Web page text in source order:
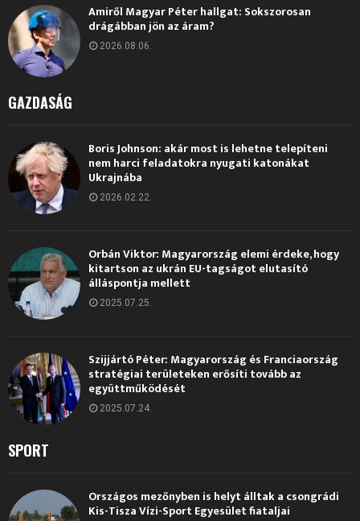
Amiről Magyar Péter hallgat: Sokszorosan
drágábban jön az áram?
2026.08.06.
GAZDASÁG
Boris Johnson: akár most is lehetne telepíteni
nem harci feladatokra nyugati katonákat
Ukrajnába
2026.02.22.
Orbán Viktor: Magyarország elemi érdeke, hogy
kitartson az ukrán EU-tagságot elutasító
álláspontja mellett
2025.07.25.
Szijjártó Péter: Magyarország és Franciaország
stratégiai területeken erősíti tovább az
együttműködését
2025.07.24.
SPORT
Országos mezőnyben is helyt álltak a csongrádi
Kis-Tisza Vízi-Sport Egyesület fiataljai